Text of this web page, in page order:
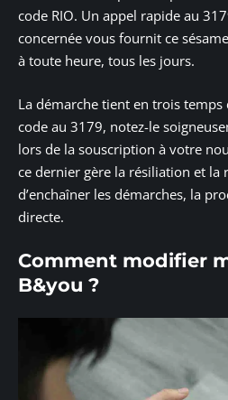
code RIO. Un appel rapide au
concernée vous fournit ce
à toute heure, tous les jours.
La démarche tient en trois
code au 3179, notez-le
lors de la souscription à votre
ce dernier gère la résiliation et la
d’enchaîner les démarches, la
directe.
Comment modifier
B&you ?